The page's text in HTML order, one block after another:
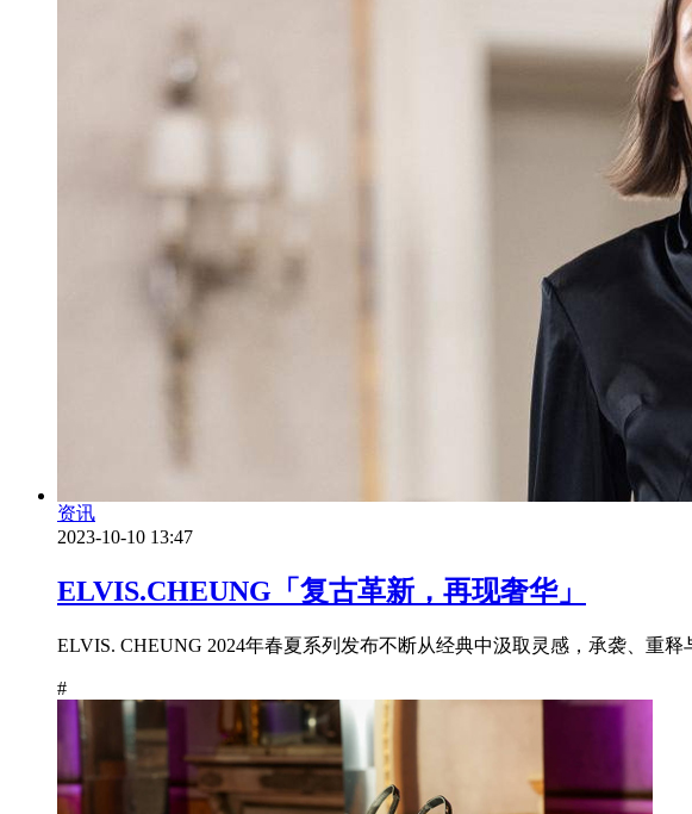
资讯
2023-10-10 13:47
ELVIS.CHEUNG「复古革新，再现奢华」
ELVIS. CHEUNG 2024年春夏系列发布不断从经典中汲取灵感，承袭、重
#